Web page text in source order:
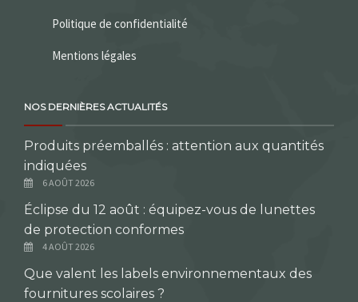
Politique de confidentialité
Mentions légales
NOS DERNIÈRES ACTUALITÉS
Produits préemballés : attention aux quantités
indiquées
6 AOÛT 2026
Éclipse du 12 août : équipez-vous de lunettes
de protection conformes
4 AOÛT 2026
Que valent les labels environnementaux des
fournitures scolaires ?